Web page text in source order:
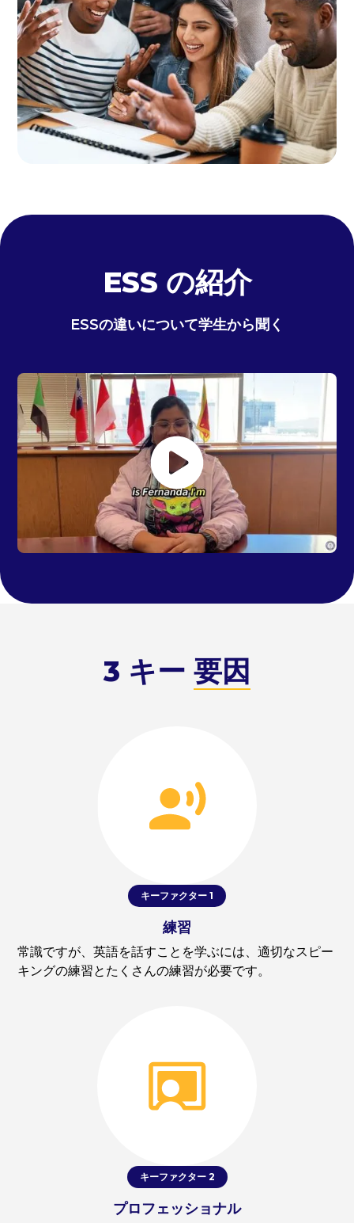
ESS の紹介
ESSの違いについて学生から聞く
3 キー 要因
キーファクター 1
練習
常識ですが、英語を話すことを学ぶには、適切なスピー
キングの練習とたくさんの練習が必要です。
キーファクター 2
プロフェッショナル